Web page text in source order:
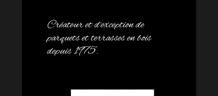
Créateur et d’exception de
parquets et terrasses en bois
depuis 1975.